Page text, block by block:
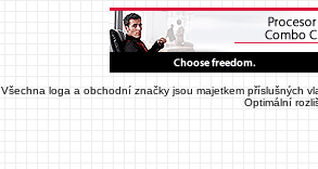
Všechna loga a obchodní značky jsou majetkem příslušných
Optimální